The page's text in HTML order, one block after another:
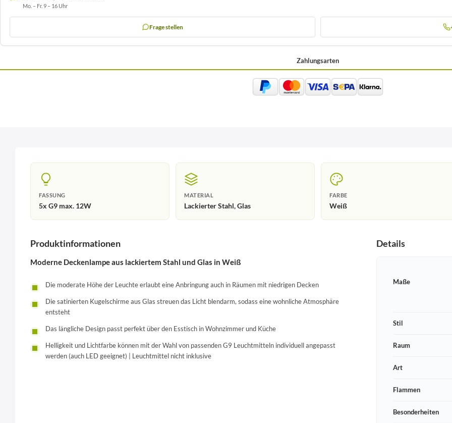
Mo. – Fr. 9 – 16 Uhr
Frage stellen
Zahlungsarten
FASSUNG
5x G9 max. 12W
MATERIAL
Lackierter Stahl, Glas
FARBE
Weiß
Produktinformationen
Moderne Deckenlampe aus lackiertem Stahl und Glas in Weiß
Die moderate Höhe der Leuchte erlaubt eine Anbringung auch in Räumen mit niedrigen Decken
Die satinierten Kugelschirme aus Glas streuen das Licht blendarm, sodass eine wohnliche Atmosphäre
entsteht
Das längliche Design passt perfekt über den Esstisch in Wohnzimmer und Küche
Helligkeit und Lichtfarbe können mit der Wahl von passenden G9 Leuchtmitteln individuell angepasst
werden (auch LED geeignet) | Leuchtmittel nicht inklusive
Details
Maße
Stil
Raum
Art
Flammen
Besonderheiten